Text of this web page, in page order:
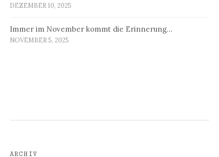
DEZEMBER 10, 2025
Immer im November kommt die Erinnerung…
NOVEMBER 5, 2025
ARCHIV